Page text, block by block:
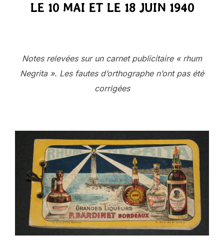
LE 10 MAI ET LE 18 JUIN 1940
Notes relevées sur un carnet publicitaire « rhum
Negrita ». Les fautes d’orthographe n’ont pas été
corrigées